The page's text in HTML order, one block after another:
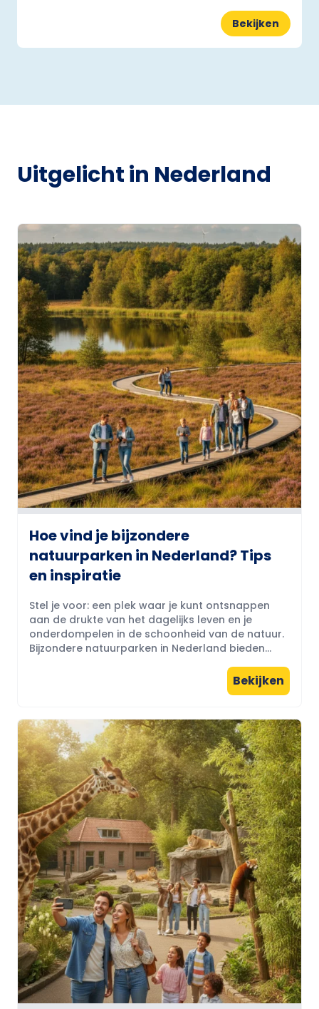
Bekijken
Uitgelicht in Nederland
Hoe vind je bijzondere
natuurparken in Nederland? Tips
en inspiratie
Stel je voor: een plek waar je kunt ontsnappen
aan de drukte van het dagelijks leven en je
onderdompelen in de schoonheid van de natuur.
Bijzondere natuurparken in Nederland bieden...
Bekijken